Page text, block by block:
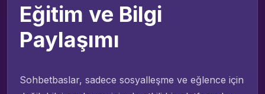
Eğitim ve Bilgi
Paylaşımı
Sohbetbaslar, sadece sosyalleşme ve eğlence için